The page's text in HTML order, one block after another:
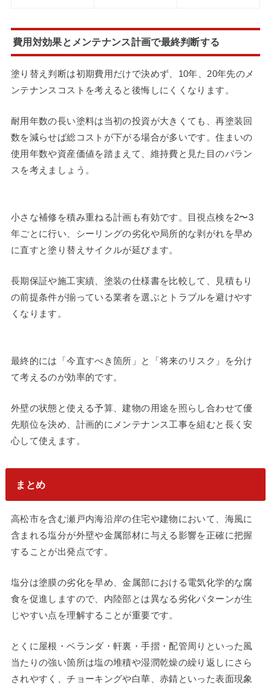
費用対効果とメンテナンス計画で最終判断する
塗り替え判断は初期費用だけで決めず、10年、20年先のメ
ンテナンスコストを考えると後悔しにくくなります。
耐用年数の長い塗料は当初の投資が大きくても、再塗装回
数を減らせば総コストが下がる場合が多いです。住まいの
使用年数や資産価値を踏まえて、維持費と見た目のバラン
スを考えましょう。
小さな補修を積み重ねる計画も有効です。目視点検を2〜3
年ごとに行い、シーリングの劣化や局所的な剥がれを早め
に直すと塗り替えサイクルが延びます。
長期保証や施工実績、塗装の仕様書を比較して、見積もり
の前提条件が揃っている業者を選ぶとトラブルを避けやす
くなります。
最終的には「今直すべき箇所」と「将来のリスク」を分け
て考えるのが効率的です。
外壁の状態と使える予算、建物の用途を照らし合わせて優
先順位を決め、計画的にメンテナンス工事を組むと長く安
心して使えます。
まとめ
高松市を含む瀬戸内海沿岸の住宅や建物において、海風に
含まれる塩分が外壁や金属部材に与える影響を正確に把握
することが出発点です。
塩分は塗膜の劣化を早め、金属部における電気化学的な腐
食を促進しますので、内陸部とは異なる劣化パターンが生
じやすい点を理解することが重要です。
とくに屋根・ベランダ・軒裏・手摺・配管周りといった風
当たりの強い箇所は塩の堆積や湿潤乾燥の繰り返しにさら
されやすく、チョーキングや白華、赤錆といった表面現象